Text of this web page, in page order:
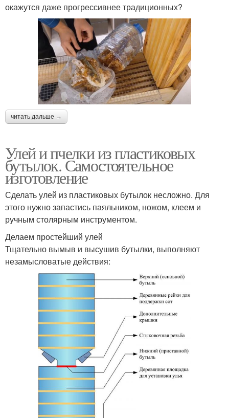
окажутся даже прогрессивнее традиционных?
читать дальше →
Улей и пчелки из пластиковых
бутылок. Самостоятельное
изготовление
Сделать улей из пластиковых бутылок несложно. Для
этого нужно запастись паяльником, ножом, клеем и
ручным столярным инструментом.
Делаем простейший улей
Тщательно вымыв и высушив бутылки, выполняют
незамысловатые действия: